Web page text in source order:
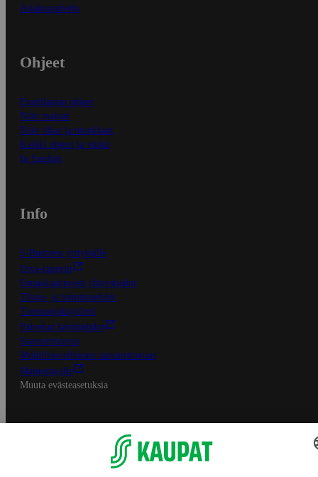
Asiakaspalvelu
Ohjeet
Ensitilaajan ohjeet
Näin maksat
Näin tilaat ja muokkaat
Kaikki ohjeet ja vinkit
In English
Info
S-Business yrityksille
Oiva-raportit
Osuuskauppojen yhteystiedot
Tilaus- ja toimitusehdot
Tietosuojakäytäntö
Palvelun käyttöehdot
Saavutettavuus
Mobiilisovelluksen saavutettavuus
Mainostajalle
Muuta evästeasetuksia
S-ryhmän palvelut